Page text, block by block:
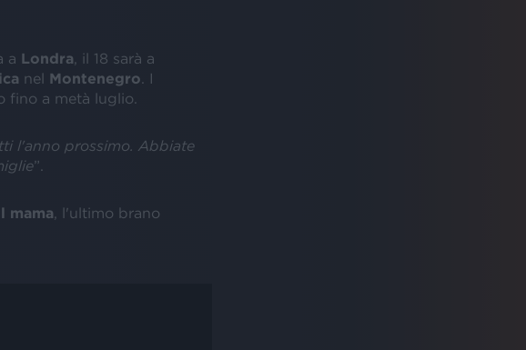
a Londra , il 18 sarà a
nel Montenegro . I
fino a metà luglio.
l'anno prossimo. Abbiate
”.
mama , l'ultimo brano